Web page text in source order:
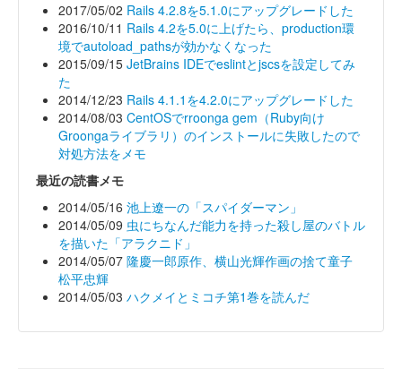
2017/05/02 Rails 4.2.8を5.1.0にアップグレードした
2016/10/11 Rails 4.2を5.0に上げたら、production環
境でautoload_pathsが効かなくなった
2015/09/15 JetBrains IDEでeslintとjscsを設定してみ
た
2014/12/23 Rails 4.1.1を4.2.0にアップグレードした
2014/08/03 CentOSでrroonga gem（Ruby向け
Groongaライブラリ）のインストールに失敗したので
対処方法をメモ
最近の読書メモ
2014/05/16 池上遼一の「スパイダーマン」
2014/05/09 虫にちなんだ能力を持った殺し屋のバトル
を描いた「アラクニド」
2014/05/07 隆慶一郎原作、横山光輝作画の捨て童子
松平忠輝
2014/05/03 ハクメイとミコチ第1巻を読んだ